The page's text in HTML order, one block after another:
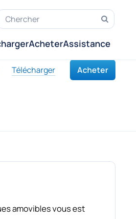
AcheterAssistance
Télécharger Acheter
amovibles vous est